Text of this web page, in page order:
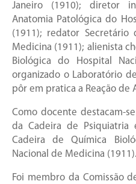
Janeiro (1910); diretor
Anatomia Patológica do
(1911); redator Secretário
Medicina (1911); alienista
Biológica do Hospital
organizado o Laboratório
pôr em pratica a Reação de
Como docente destacam-
da Cadeira de Psiquiatria
Cadeira de Química
Nacional de Medicina (1911).
Foi membro da Comissão